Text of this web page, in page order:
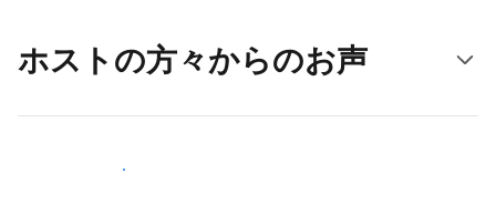
ホストの方々からのお声
ホストとして登録する